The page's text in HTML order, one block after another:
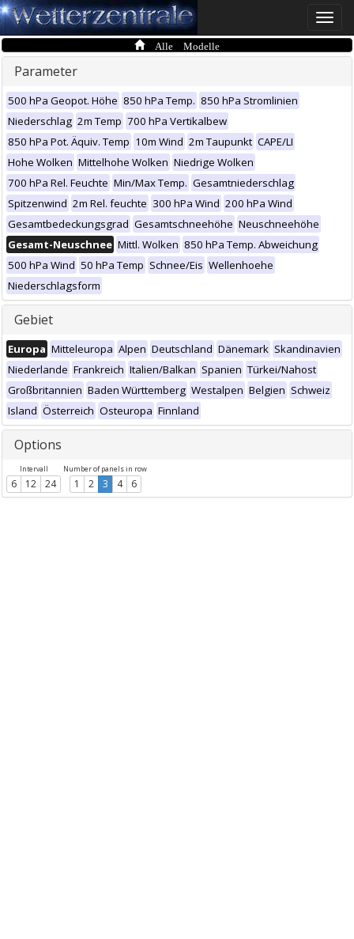
Toggle
Alle Modelle
Parameter
500 hPa Geopot. Höhe 850 hPa Temp. 850 hPa Stromlinien
Niederschlag 2m Temp 700 hPa Vertikalbew
850 hPa Pot. Äquiv. Temp 10m Wind 2m Taupunkt CAPE/LI
Hohe Wolken Mittelhohe Wolken Niedrige Wolken
700 hPa Rel. Feuchte Min/Max Temp. Gesamtniederschlag
Spitzenwind 2m Rel. feuchte 300 hPa Wind 200 hPa Wind
Gesamtbedeckungsgrad Gesamtschneehöhe Neuschneehöhe
Gesamt-Neuschnee Mittl. Wolken 850 hPa Temp. Abweichung
500 hPa Wind 50 hPa Temp Schnee/Eis Wellenhoehe
Niederschlagsform
Gebiet
Europa Mitteleuropa Alpen Deutschland Dänemark Skandinavien
Niederlande Frankreich Italien/Balkan Spanien Türkei/Nahost
Großbritannien Baden Württemberg Westalpen Belgien Schweiz
Island Österreich Osteuropa Finnland
Options
Intervall
6 12 24
Number of panels in row
1 2 3 4 6